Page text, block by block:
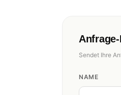
Sendet Ihre
NAME